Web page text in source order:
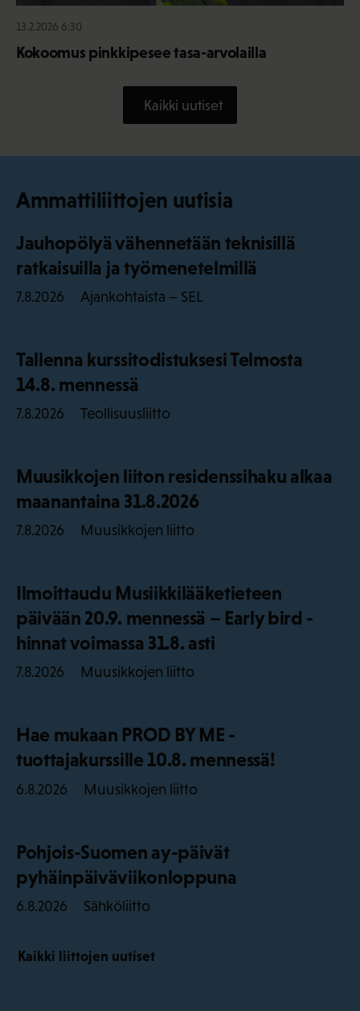
13.2.2026 6:30
Kokoomus pinkkipesee tasa-arvolailla
Kaikki uutiset
Ammattiliittojen uutisia
Jauhopölyä vähennetään teknisillä
ratkaisuilla ja työmenetelmillä
7.8.2026 Ajankohtaista – SEL
Tallenna kurssitodistuksesi Telmosta
14.8. mennessä
7.8.2026 Teollisuusliitto
Muusikkojen liiton residenssihaku alkaa
maanantaina 31.8.2026
7.8.2026 Muusikkojen liitto
Ilmoittaudu Musiikkilääketieteen
päivään 20.9. mennessä – Early bird -
hinnat voimassa 31.8. asti
7.8.2026 Muusikkojen liitto
Hae mukaan PROD BY ME -
tuottajakurssille 10.8. mennessä!
6.8.2026 Muusikkojen liitto
Pohjois-Suomen ay-päivät
pyhäinpäiväviikonloppuna
6.8.2026 Sähköliitto
Kaikki liittojen uutiset